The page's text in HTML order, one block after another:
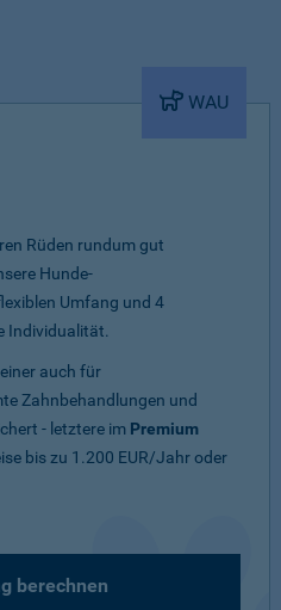
WAU
Rüden rundum gut
Hunde-
Umfang und 4
Individualität.
auch für
Zahnbehandlungen und
- letztere im Premium
bis zu 1.200 EUR/Jahr oder
berechnen